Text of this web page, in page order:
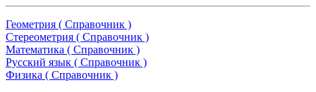
Геометрия ( Справочник )
Стереометрия ( Справочник )
Математика ( Справочник )
Русский язык ( Справочник )
Физика ( Справочник )